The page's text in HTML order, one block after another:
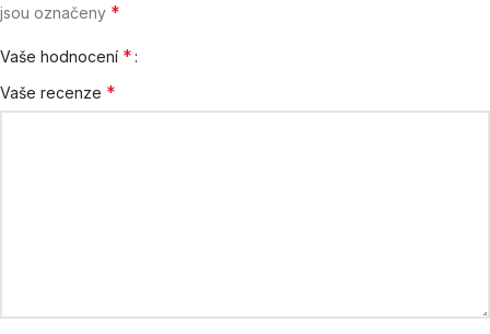
jsou označeny *
Vaše hodnocení *
Vaše recenze *